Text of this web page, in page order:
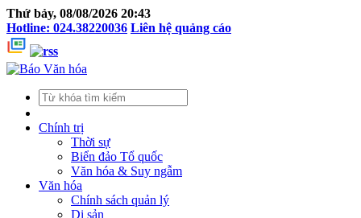
Thứ bảy, 08/08/2026 20:43
Hotline: 024.38220036 Liên hệ quảng cáo
Chính trị
Thời sự
Biển đảo Tổ quốc
Văn hóa & Suy ngẫm
Văn hóa
Chính sách quản lý
Di sản